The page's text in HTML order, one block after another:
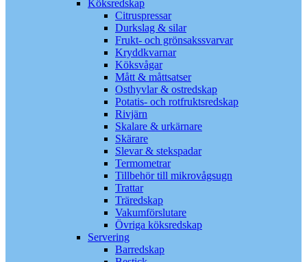
Köksredskap
Citruspressar
Durkslag & silar
Frukt- och grönsakssvarvar
Kryddkvarnar
Köksvågar
Mått & måttsatser
Osthyvlar & ostredskap
Potatis- och rotfruktsredskap
Rivjärn
Skalare & urkärnare
Skärare
Slevar & stekspadar
Termometrar
Tillbehör till mikrovågsugn
Trattar
Träredskap
Vakumförslutare
Övriga köksredskap
Servering
Barredskap